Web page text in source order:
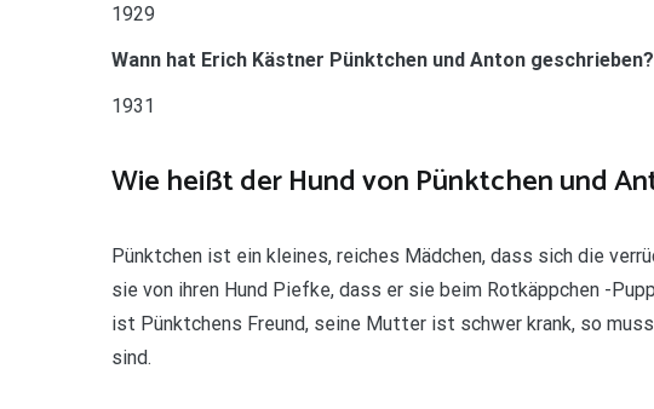
1929
Wann hat Erich Kästner Pünktchen und Anton geschrieben?
1931
Wie heißt der Hund von Pünktchen und
Pünktchen ist ein kleines, reiches Mädchen, dass sich die
sie von ihren Hund Piefke, dass er sie beim Rotkäppchen -
ist Pünktchens Freund, seine Mutter ist schwer krank, so
sind.